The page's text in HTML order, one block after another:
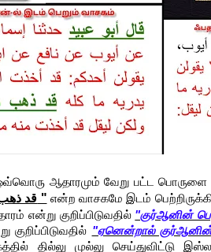
ஒவ்வொரு ஆதாரமும் வேறு பட்ட
" قد ذهب منه قرآن كثير " என்ற வாசகமே இடம்
என்று குறிப்பிடுவதில் "குர்ஆனின்
"ஏனென்றால் குர்ஆனின்
தில்லு முல்லு செய்துவிட்டு